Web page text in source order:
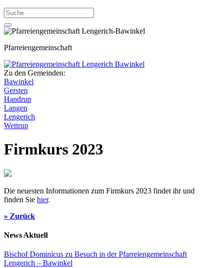
Pfarreiengemeinschaft
Zu den Gemeinden:
Bawinkel
Gersten
Handrup
Langen
Lengerich
Wettrup
Firmkurs 2023
Die neuesten Informationen zum Firmkurs 2023 findet ihr und
finden Sie hier.
» Zurück
News Aktuell
Bischof Dominicus zu Besuch in der Pfarreiengemeinschaft
Lengerich – Bawinkel